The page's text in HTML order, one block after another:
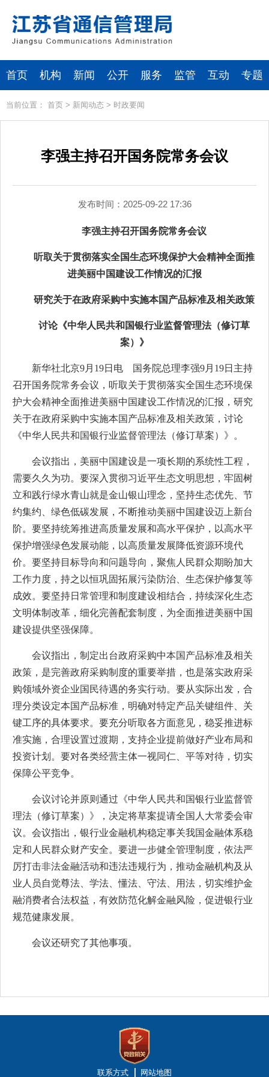
首页 机构 新闻 公开 服务 监管 互动 专题
当前位置： 首页 > 新闻动态 > 时政要闻
李强主持召开国务院常务会议
发布时间：2025-09-22 17:36
李强主持召开国务院常务会议
听取关于贯彻落实全国生态环境保护大会精神全面推
进美丽中国建设工作情况的汇报
研究关于在政府采购中实施本国产品标准及相关政策
讨论《中华人民共和国银行业监督管理法（修订草
案）》
新华社北京9月19日电 国务院总理李强9月19日主持
召开国务院常务会议，听取关于贯彻落实全国生态环境保
护大会精神全面推进美丽中国建设工作情况的汇报，研究
关于在政府采购中实施本国产品标准及相关政策，讨论
《中华人民共和国银行业监督管理法（修订草案）》。
会议指出，美丽中国建设是一项长期的系统性工程，
需要久久为功。要深入贯彻习近平生态文明思想，牢固树
立和践行绿水青山就是金山银山理念，坚持生态优先、节
约集约、绿色低碳发展，不断推动美丽中国建设迈上新台
阶。要坚持统筹推进高质量发展和高水平保护，以高水平
保护增强绿色发展动能，以高质量发展降低资源环境代
价。要坚持目标导向和问题导向，聚焦人民群众期盼加大
工作力度，持之以恒巩固拓展污染防治、生态保护修复等
成效。要坚持日常管理和制度建设相结合，持续深化生态
文明体制改革，细化完善配套制度，为全面推进美丽中国
建设提供坚强保障。
会议指出，制定出台政府采购中本国产品标准及相关
政策，是完善政府采购制度的重要举措，也是落实政府采
购领域外资企业国民待遇的务实行动。要从实际出发，合
理分类设定本国产品标准，明确对特定产品关键组件、关
键工序的具体要求。要充分听取各方面意见，稳妥推进标
准实施，合理设置过渡期，支持企业提前做好产业布局和
投资计划。要对各类经营主体一视同仁、平等对待，切实
保障公平竞争。
会议讨论并原则通过《中华人民共和国银行业监督管
理法（修订草案）》，决定将草案提请全国人大常委会审
议。会议指出，银行业金融机构稳定事关我国金融体系稳
定和人民群众财产安全。要进一步健全管理制度，依法严
厉打击非法金融活动和违法违规行为，推动金融机构及从
业人员自觉尊法、学法、懂法、守法、用法，切实维护金
融消费者合法权益，有效防范化解金融风险，促进银行业
规范健康发展。
会议还研究了其他事项。
联系方式 网站地图